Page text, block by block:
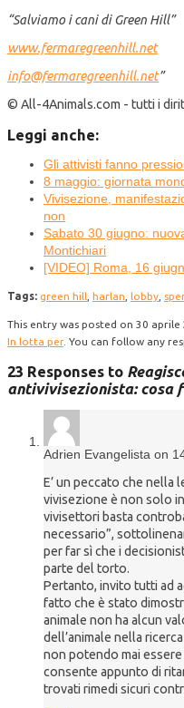
“Salviamo i cani di Green Hill”
www.fermaregreenhill.net
info@fermaregreenhill.net”
© All-4Animals.com - tutti i
Leggi anche:
Gli attivisti fanno
8 maggio: giornata
Vivisezione,
non
Sabato 30 giugno:
Montichiari
[VIDEO] Roma, 16
Tags: green hill harlan lobby
This entry was posted on 30
In lotta per. You can follow any
23 Responses to
antivivisezionista: cosa
Adrien Evangelista on
E’ un peccato che nella
vivisezione è non solo
vivisettori basta
necessario”,
per far sì che i
parte del torto.
Pertanto, invito tutti ad
fatto che è stato
animale non ha alcun
dell’animale nella
non potendo mai essere
consente appunto di
trovati rimedi sicuri